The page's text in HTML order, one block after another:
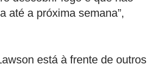
até a próxima semana”,
está à frente de outros